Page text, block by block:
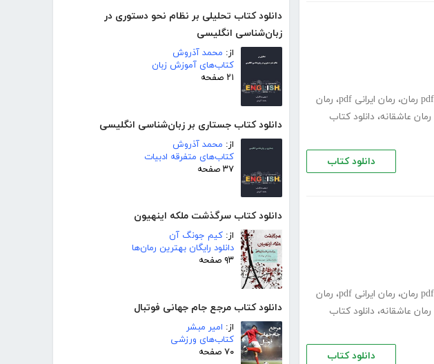
دانلود کتاب تحلیلی بر نظام نحو دستوری در
زبان‌شناسی انگلیسی
از: محمد آذروش
کتاب‌های آموزش زبان
۲۱ صفحه
دانلود کتاب جستاری بر زبان‌شناسی انگلیسی
از: محمد آذروش
کتاب‌های متفرقه ادبیات
۳۷ صفحه
دانلود کتاب سرگذشت ملکه اینهیون
از: کیم جونگ آن
دانلود رایگان بهترین رمان‌ها
۹۳ صفحه
دانلود کتاب مرجع جام جهانی فوتبال
از: امیر مبشر
کتاب‌های ورزشی
۷۰ صفحه
، رمان ایرانی pdf ، رمان
رمان عاشقانه، دانلود کتاب
دانلود کتاب
، رمان ایرانی pdf ، رمان
رمان عاشقانه، دانلود کتاب
دانلود کتاب